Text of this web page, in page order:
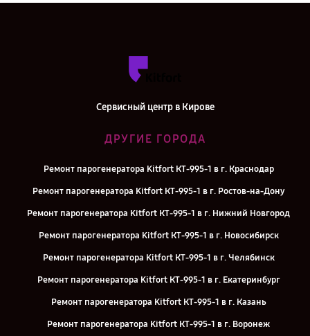
Сервисный центр в Кирове
ДРУГИЕ ГОРОДА
Ремонт парогенератора Kitfort КТ-995-1 в г. Краснодар
Ремонт парогенератора Kitfort КТ-995-1 в г. Ростов-на-Дону
Ремонт парогенератора Kitfort КТ-995-1 в г. Нижний Новгород
Ремонт парогенератора Kitfort КТ-995-1 в г. Новосибирск
Ремонт парогенератора Kitfort КТ-995-1 в г. Челябинск
Ремонт парогенератора Kitfort КТ-995-1 в г. Екатеринбург
Ремонт парогенератора Kitfort КТ-995-1 в г. Казань
Ремонт парогенератора Kitfort КТ-995-1 в г. Воронеж